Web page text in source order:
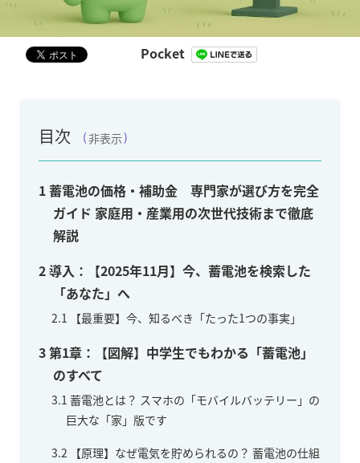
Pocket
目次 非表示
1蓄電池の価格・補助金 専門家が選び方を完全
ガイド 家庭用・産業用の次世代技術まで徹底
解説
2導入：【2025年11月】今、蓄電池を検索した
「あなた」へ
2.1 【最重要】今、知るべき「たった1つの事実」
3第1章：【図解】中学生でもわかる「蓄電池」
のすべて
3.1 蓄電池とは？ スマホの「モバイルバッテリー」の
巨大な「家」版です
3.2 【原理】なぜ電気を貯められるの？ 蓄電池の仕組